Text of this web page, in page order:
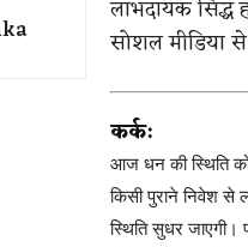
लाभदायक सिद्ध
सोशल मीडिया
कर्क:
आज धन की स्थिति
किसी पुराने निवेश से
स्थिति सुधर जाएगी।